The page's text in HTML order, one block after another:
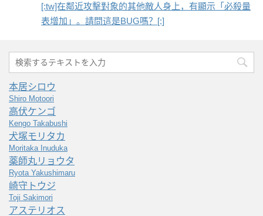
[:tw]在鄰近攻擊對象的其他敵人身上，有顯示「必殺量
表增加」。請問這是BUG嗎？[:]
本居シロウ
Shiro Motoori
高伏ケンゴ
Kengo Takabushi
犬塚モリタカ
Moritaka Inuduka
薬師丸リョウタ
Ryota Yakushimaru
崎守トウジ
Toji Sakimori
アステリオス